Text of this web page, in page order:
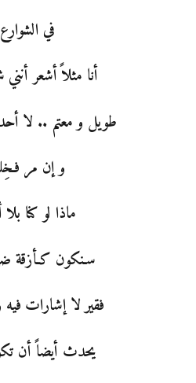
في
أنا مثلاً أشعر
طويل و معتم .. لا
و إن مر
ماذا لو كنا
سـنكون كـأزقة
فقير لا إشارات
يحدث أيضاً أن